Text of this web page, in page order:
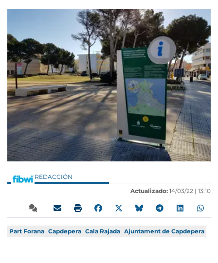
REDACCIÓN
Actualizado: 14/03/22 | 13:10
Part Forana Capdepera Cala Rajada Ajuntament de Capdepera